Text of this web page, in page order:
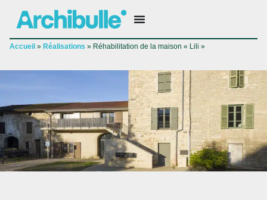
Accueil » Réalisations » Réhabilitation de la maison « Lili »